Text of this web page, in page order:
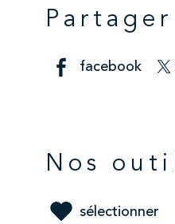
facebook
Nos
sélectionner